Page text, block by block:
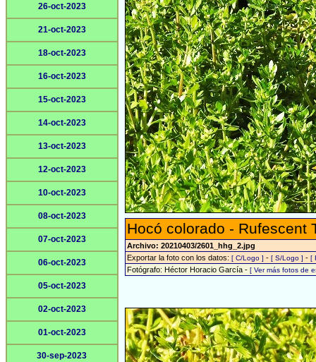
26-oct-2023
21-oct-2023
18-oct-2023
16-oct-2023
15-oct-2023
14-oct-2023
13-oct-2023
12-oct-2023
10-oct-2023
08-oct-2023
07-oct-2023
06-oct-2023
05-oct-2023
02-oct-2023
01-oct-2023
30-sep-2023
Hocó colorado - Rufescent
Archivo: 20210403/2601_hhg_2.jpg
Exportar la foto con los datos: [ C/Logo ] - [ S/Logo ] - [
Fotógrafo: Héctor Horacio García - [ Ver más fotos de